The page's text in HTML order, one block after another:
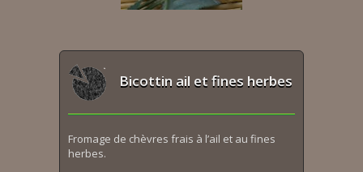
Bicottin ail et fines herbes
Fromage de chèvres frais à l’ail et au fines
herbes.